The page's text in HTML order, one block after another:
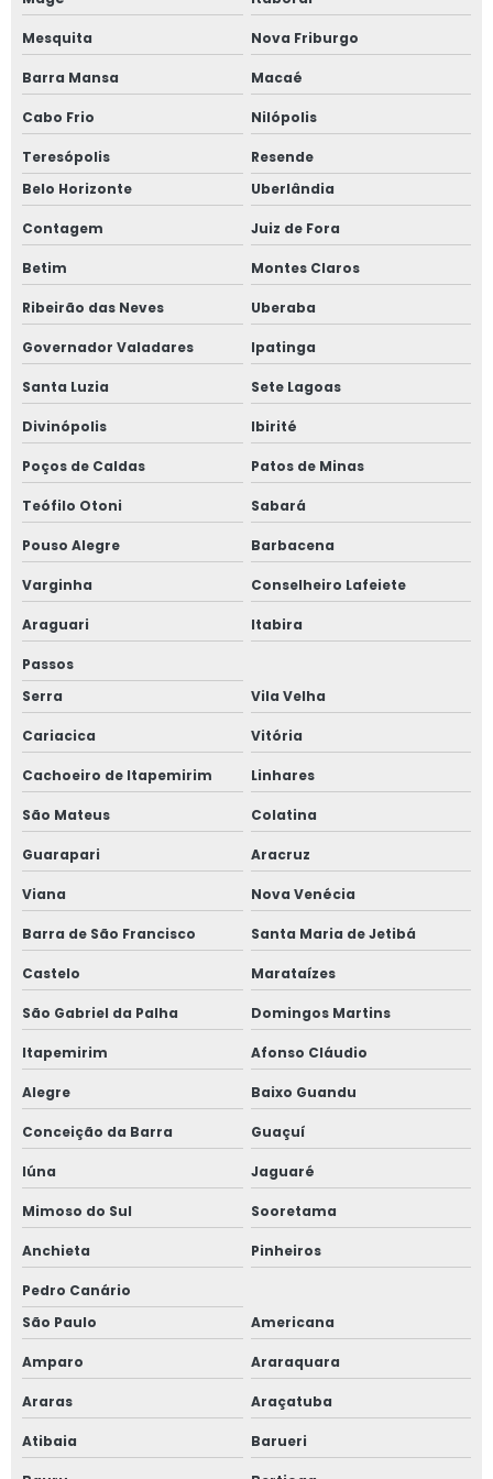
Preço roçadeira para trator
Refeitório móvel agrícola
Refeitório móvel agrícola preço
Refeitório móvel rural
Refeitório para lavoura
Refeitório rural com banheiro
Refeitório rural com sanitários
Roçadeiras de trator
Transportador helicoidal de grãos
Venda de banheiro móvel rural
Chupim para transportar café e grãos
Mesquita Nova Friburgo
Barra Mansa Macaé
Cabo Frio Nilópolis
Teresópolis
Resende
Belo Horizonte
Uberlândia
Contagem Juiz de Fora
Betim Montes Claros
Ribeirão das Neves Uberaba
Governador Valadares Ipatinga
Santa Luzia Sete Lagoas
Divinópolis Ibirité
Poços de Caldas Patos de Minas
Teófilo Otoni Sabará
Pouso Alegre Barbacena
Varginha Conselheiro Lafeiete
Araguari Itabira
Passos
Serra
Vila Velha
Cariacica Vitória
Cachoeiro de Itapemirim Linhares
São Mateus Colatina
Guarapari Aracruz
Viana Nova Venécia
Barra de São Francisco Santa Maria de Jetibá
Castelo Marataízes
São Gabriel da Palha Domingos Martins
Itapemirim Afonso Cláudio
Alegre Baixo Guandu
Conceição da Barra Guaçuí
Iúna Jaguaré
Mimoso do Sul Sooretama
Anchieta Pinheiros
Pedro Canário
São Paulo
Americana
Amparo Araraquara
Araras Araçatuba
Atibaia Barueri